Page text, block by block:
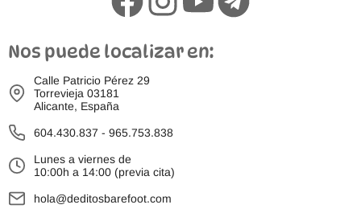
Nos puede localizar en:
Calle Patricio Pérez 29
Torrevieja 03181
Alicante, España
604.430.837 - 965.753.838
Lunes a viernes de
10:00h a 14:00 (previa cita)
hola@deditosbarefoot.com